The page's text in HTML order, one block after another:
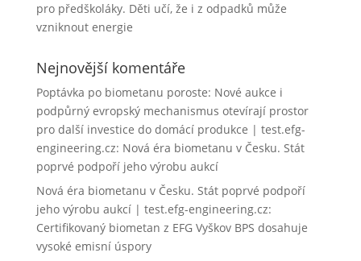
pro předškoláky. Děti učí, že i z odpadků může
vzniknout energie
Nejnovější komentáře
Poptávka po biometanu poroste: Nové aukce i
podpůrný evropský mechanismus otevírají prostor
pro další investice do domácí produkce | test.efg-
engineering.cz: Nová éra biometanu v Česku. Stát
poprvé podpoří jeho výrobu aukcí
Nová éra biometanu v Česku. Stát poprvé podpoří
jeho výrobu aukcí | test.efg-engineering.cz:
Certifikovaný biometan z EFG Vyškov BPS dosahuje
vysoké emisní úspory